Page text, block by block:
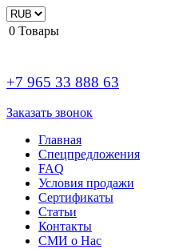
0 Товары
+7 965 33 888 63
Заказать звонок
Главная
Спецпредложения
FAQ
Условия продажи
Сертификаты
Статьи
Контакты
СМИ о Нас